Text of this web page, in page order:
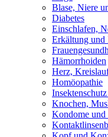
Blase, Niere
Diabetes
Einschlafen,
Erkältung und
Hämorrhoiden
Herz,
Homöopathie
Knochen,
Kondome und